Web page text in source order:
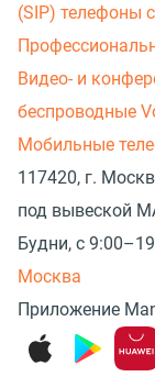
(SIP) телефоны
Видео- и
беспроводные
Мобильные
117420, г.
под вывеской
Будни, с
Москва
Приложение